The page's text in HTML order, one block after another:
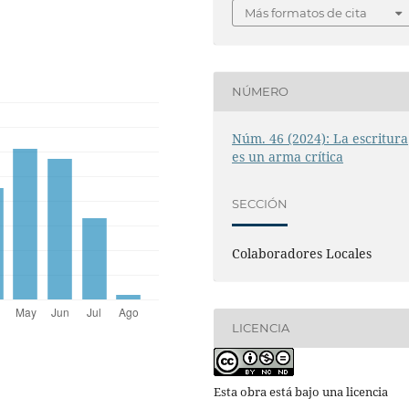
Más formatos de cita
NÚMERO
Núm. 46 (2024): La escritura
es un arma crítica
SECCIÓN
Colaboradores Locales
LICENCIA
Esta obra está bajo una licencia